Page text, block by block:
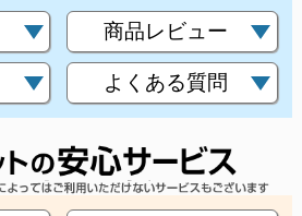
商品レビュー
よくある質問